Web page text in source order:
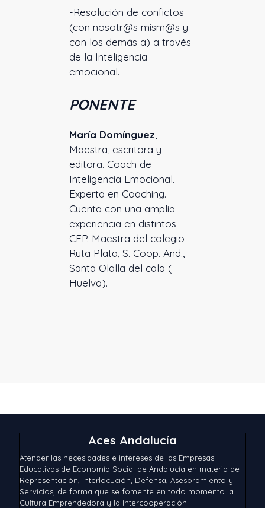
-Resolución de confictos
(con nosotr@s mism@s y
con los demás a) a través
de la Inteligencia
emocional.
PONENTE
María Domínguez
Maestra, escritora y
editora. Coach de
Inteligencia Emocional.
Experta en Coaching.
Cuenta con una amplia
experiencia en distintos
CEP. Maestra del colegio
Ruta Plata, S. Coop. And.,
Santa Olalla del cala (
Huelva).
Aces Andalucía
Atender las necesidades e intereses de las Empresas
Educativas de Economía Social de Andalucía en materia de
Representación, Interlocución, Defensa, Asesoramiento y
Servicios, de forma que se fomente en todo momento la
Cultura Emprendedora y la Intercooperación